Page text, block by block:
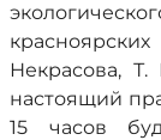
Некрасова,
настоящий
15 часов